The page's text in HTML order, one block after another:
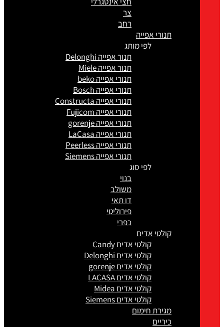
צר
רחב
תנורי אפייה
לפי מותג
תנור אפייה Delonghi
תנור אפייה Miele
תנורי אפייה beko
תנורי אפייה Bosch
תנורי אפייה Constructa
תנורי אפייה Fujicom
תנורי אפייה gorenje
תנורי אפייה LaCasa
תנורי אפייה Peerless
תנורי אפייה Siemens
לפי סוג
בנוי
משולב
דו תאי
פירוליטי
כפרי
קולטי אדים
קולטי אדים Candy
קולטי אדים Delonghi
קולטי אדים gorenje
קולטי אדים LACASA
קולטי אדים Midea
קולטי אדים Siemens
מגירת חימום
כיריים